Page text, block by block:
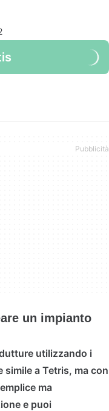
un impianto
utilizzando i
simile a Tetris, ma con
ma
e puoi